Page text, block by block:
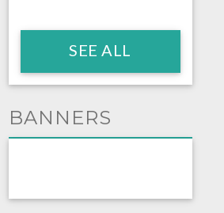
SEE ALL
BANNERS